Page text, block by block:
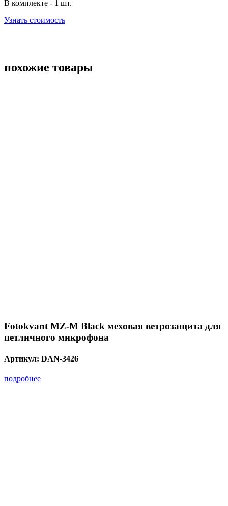
В комплекте - 1 шт.
Узнать стоимость
похожие товары
Fotokvant MZ-M Black меховая ветрозащита для
петличного микрофона
Артикул: DAN-3426
подробнее